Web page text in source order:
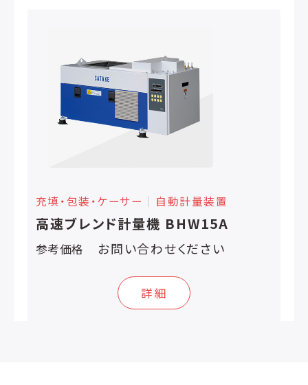
充填・包装・ケーサー │ 自動計量装置
高速ブレンド計量機 BHW15A
参考価格 お問い合わせください
詳細